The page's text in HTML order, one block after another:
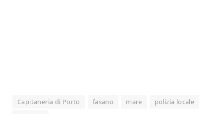
Capitaneria di Porto fasano mare
polizia locale